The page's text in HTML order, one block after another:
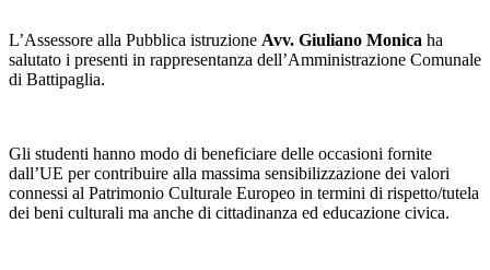
L’Assessore alla Pubblica istruzione Avv. Giuliano Monica ha
salutato i presenti in rappresentanza dell’Amministrazione Comunale
di Battipaglia.
Gli studenti hanno modo di beneficiare delle occasioni fornite
dall’UE per contribuire alla massima sensibilizzazione dei valori
connessi al Patrimonio Culturale Europeo in termini di rispetto/tutela
dei beni culturali ma anche di cittadinanza ed educazione civica.